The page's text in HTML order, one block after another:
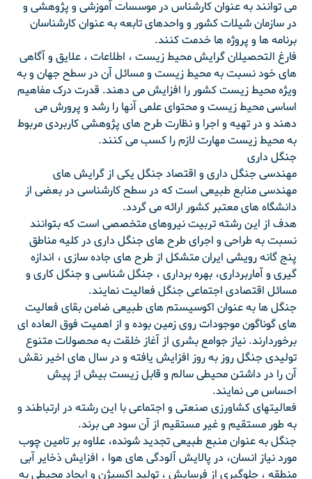
می توانند به عنوان کارشناس در موسسات آموزشی و پژوهشی و
در سازمان شیلات کشور و واحدهای تابعه به عنوان کارشناسان
برنامه ها و پروژه ها خدمت کنند.
فارغ التحصیلان گرایش محیط زیست ، اطلاعات ، علایق و آگاهی
های خود نسبت به محیط زیست و مسائل آن در سطح جهان و به
ویژه محیط زیست کشور را افزایش می دهند. قدرت درک مفاهیم
اساسی محیط زیست و محتوای علمی آنها را رشد و پرورش می
دهند و در تهیه و اجرا و نظارت طرح های پژوهشی کاربردی مربوط
به محیط زیست مهارت لازم را کسب می کنند.
جنگل داری
مهندسی جنگل داری و اقتصاد جنگل یکی از گرایش های
مهندسی منابع طبیعی است که در سطح کارشناسی در بعضی از
دانشگاه های معتبر کشور ارائه می گردد.
هدف از این رشته تربیت نیروهای متخصصی است که بتوانند
نسبت به طراحی و اجرای طرح های جنگل داری در کلیه مناطق
پنج گانه رویشی ایران متشکل از طرح های جاده سازی ، اندازه
گیری و آماربرداری، بهره برداری ، جنگل شناسی و جنگل کاری و
مسائل اقتصادی اجتماعی جنگل فعالیت نمایند.
جنگل ها به عنوان اکوسیستم های طبیعی ضامن بقای فعالیت
های گوناگون موجودات روی زمین بوده و از اهمیت فوق العاده ای
برخوردارند. نیاز جوامع بشری از آغاز خلقت به محصولات متنوع
تولیدی جنگل روز به روز افزایش یافته و در سال های اخیر نقش
آن را در داشتن محیطی سالم و قابل زیست بیش از پیش
احساس می نمایند.
فعالیتهای کشاورزی صنعتی و اجتماعی با این رشته در ارتباطند و
به طور مستقیم و غیر مستقیم از آن سود می برند.
جنگل به عنوان منبع طبیعی تجدید شونده، علاوه بر تامین چوب
مورد نیاز انسان، در پالایش آلودگی های هوا ، افزایش ذخایر آبی
منطقه ، جلوگیری از فرسایش ، تولید اکسیژن و ایجاد محیطی به